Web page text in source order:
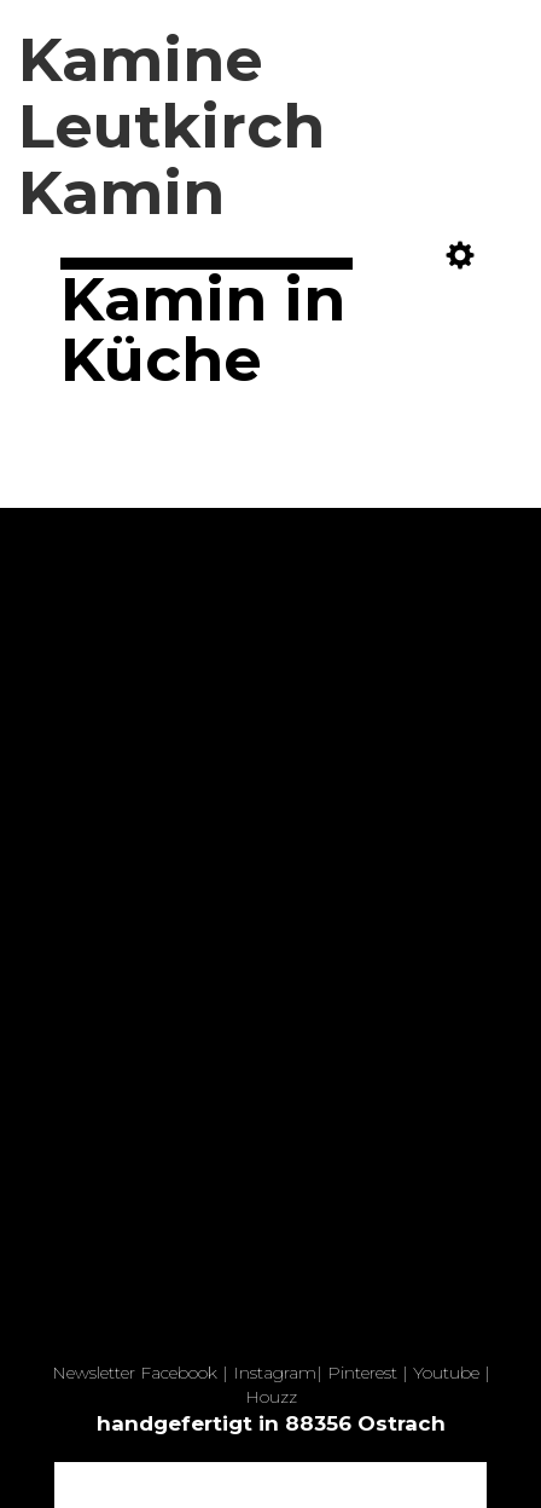
Kamine
Leutkirch
Kamin
Kamin in
Küche
Newsletter Facebook| Instagram| Pinterest| Youtube|
Houzz
handgefertigt in 88356 Ostrach